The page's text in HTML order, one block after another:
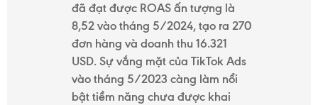
đã đạt được ROAS ấn tượng là
8,52 vào tháng 5/2024, tạo ra 270
đơn hàng và doanh thu 16.321
USD. Sự vắng mặt của TikTok Ads
vào tháng 5/2023 càng làm nổi
bật tiềm năng chưa được khai